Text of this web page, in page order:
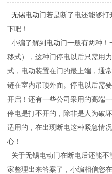
无锡电动门若是断了电还能够
下吧！
小编了解到 电动门一般有两种！
移式），这种门停电以后只需用
式，电动装置在门的最上端，通
链在室内吊顶外面。停电以后需
开启！还有一些公司采用的高端
停电是打不开的，除非是人为破
适用的，在出现断电这种紧急情
心！
关于无锡电动门在断电后还能
家整理出来答案了，小编相信您